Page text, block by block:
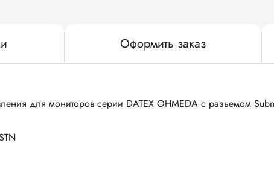
Оформить заказ
для мониторов серии DATEX OHMEDA с разьемом